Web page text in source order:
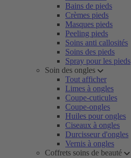
Bains de pieds
Crèmes pieds
Masques pieds
Peeling pieds
Soins anti callosités
Soins des pieds
Spray pour les pieds
Soin des ongles
Tout afficher
Limes à ongles
Coupe-cuticules
Coupe-ongles
Huiles pour ongles
Ciseaux à ongles
Durcisseur d'ongles
Vernis à ongles
Coffrets soins de beauté